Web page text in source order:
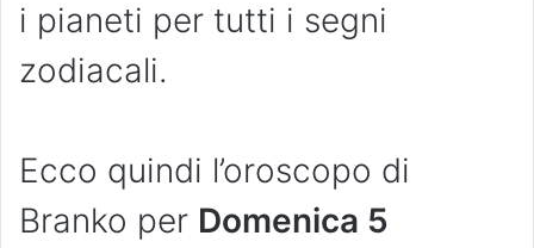
i pianeti per tutti i segni
zodiacali.
Ecco quindi l’oroscopo di
Branko per Domenica 5